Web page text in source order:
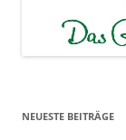
NEUESTE BEITRÄGE